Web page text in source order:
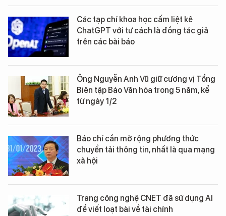
Các tạp chí khoa học cấm liệt kê
ChatGPT với tư cách là đồng tác giả
trên các bài báo
Ông Nguyễn Anh Vũ giữ cương vị Tổng
Biên tập Báo Văn hóa trong 5 năm, kể
từ ngày 1/2
Báo chí cần mở rộng phương thức
chuyển tải thông tin, nhất là qua mạng
xã hội
Trang công nghệ CNET đã sử dụng AI
để viết loạt bài về tài chính